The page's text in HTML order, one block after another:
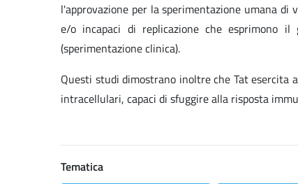
l'approvazione per la sperimentazione umana
e/o incapaci di replicazione che esprimono
(sperimentazione clinica).
Questi studi dimostrano inoltre che Tat esercita
intracellulari, capaci di sfuggire alla risposta
Tematica